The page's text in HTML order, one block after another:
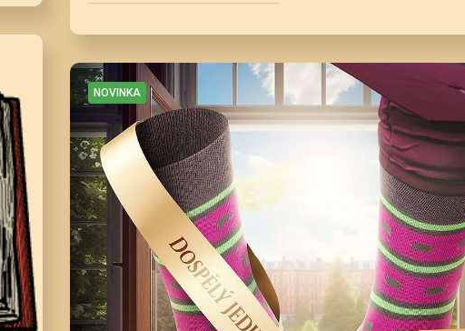
NOVINKA